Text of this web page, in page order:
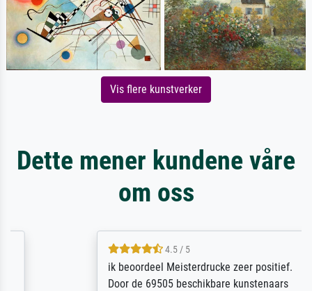
Vis flere kunstverker
Dette mener kundene våre
om oss
4.5 / 5
ik beoordeel Meisterdrucke zeer positief.
Door de 69505 beschikbare kunstenaars